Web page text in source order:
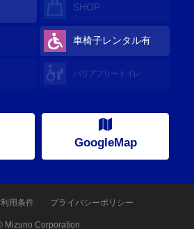
SHOP
車椅子レンタル有
バリアフリートイレ
GoogleMap
利用条件 プライバシーポリシー
Mizuno Corporation